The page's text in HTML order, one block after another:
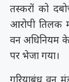
तस्करों को
आरोपी तिलक
वन अधिनियम के
पर भेजा गया।
गरियाबंध वन